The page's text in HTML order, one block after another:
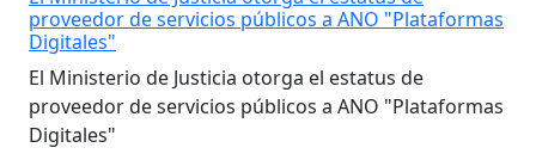
proveedor de servicios públicos a ANO "Plataformas
Digitales"
El Ministerio de Justicia otorga el estatus de
proveedor de servicios públicos a ANO "Plataformas
Digitales"